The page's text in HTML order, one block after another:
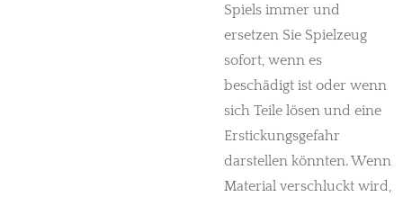
Spiels immer und
ersetzen Sie Spielzeug
sofort, wenn es
beschädigt ist oder wenn
sich Teile lösen und eine
Erstickungsgefahr
darstellen könnten. Wenn
Material verschluckt wird,